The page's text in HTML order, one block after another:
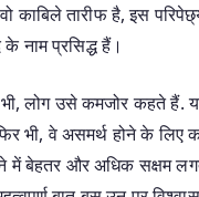
काबिले तारीफ है, इस
नाम प्रसिद्ध हैं।
लोग उसे कमजोर कहते हैं. या
भी, वे असमर्थ होने के लिए
में बेहतर और अधिक सक्षम